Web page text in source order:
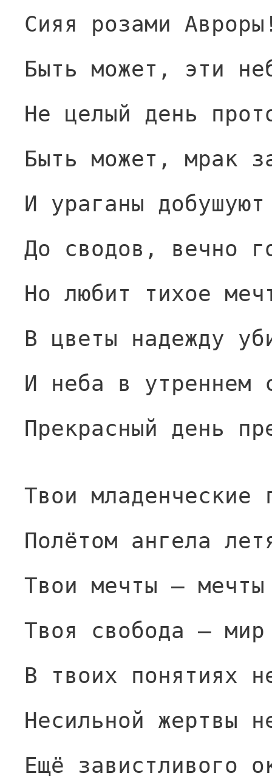
Сияя розами
Быть может, эти
Не целый день
Быть может, мрак
И ураганы добушуют
До сводов, вечно
Но любит тихое
В цветы надежду
И неба в утреннем
Прекрасный день
Твои младенческие
Полётом ангела
Твои мечты —
Твоя свобода —
В твоих понятиях
Несильной жертвы
Ещё завистливого